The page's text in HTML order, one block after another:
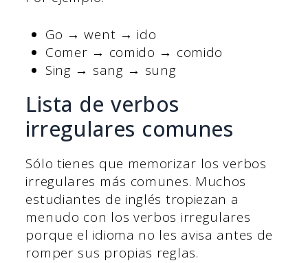
Go → went → ido
Comer → comido → comido
Sing → sang → sung
Lista de verbos
irregulares comunes
Sólo tienes que memorizar los verbos
irregulares más comunes. Muchos
estudiantes de inglés tropiezan a
menudo con los verbos irregulares
porque el idioma no les avisa antes de
romper sus propias reglas.